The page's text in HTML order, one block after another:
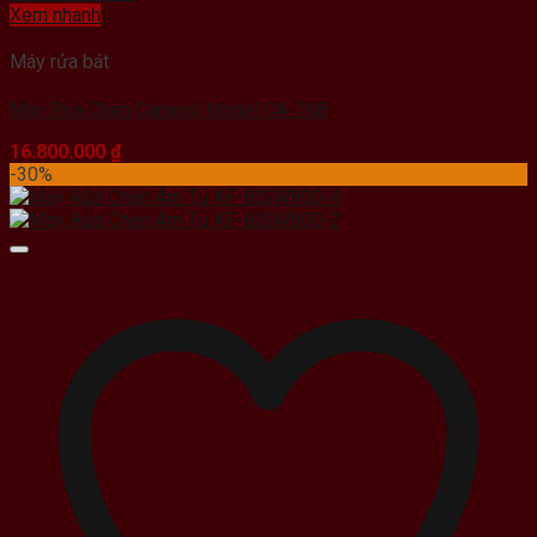
Xem nhanh
Máy rửa bát
Máy Rửa Chén Canaval Model CA-168
16.800.000 ₫
-30%